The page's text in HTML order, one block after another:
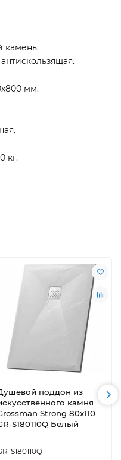
камень.
мм.
кг.
поддон из
камня
Strong 80x110
S180110Q Белый
S180110Q